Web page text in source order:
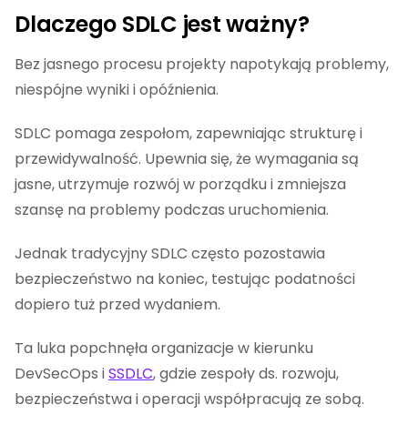
Dlaczego SDLC jest ważny?
Bez jasnego procesu projekty napotykają problemy,
niespójne wyniki i opóźnienia.
SDLC pomaga zespołom, zapewniając strukturę i
przewidywalność. Upewnia się, że wymagania są
jasne, utrzymuje rozwój w porządku i zmniejsza
szansę na problemy podczas uruchomienia.
Jednak tradycyjny SDLC często pozostawia
bezpieczeństwo na koniec, testując podatności
dopiero tuż przed wydaniem.
Ta luka popchnęła organizacje w kierunku
DevSecOps iSSDLC, gdzie zespoły ds. rozwoju,
bezpieczeństwa i operacji współpracują ze sobą.